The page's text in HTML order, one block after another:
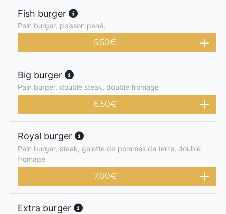
Fish burger
Pain burger, poisson pané,
5.50€
Big burger
Pain burger, double steak, double fromage
6.50€
Royal burger
Pain burger, steak, galette de pommes de terre, double
fromage
7.00€
Extra burger